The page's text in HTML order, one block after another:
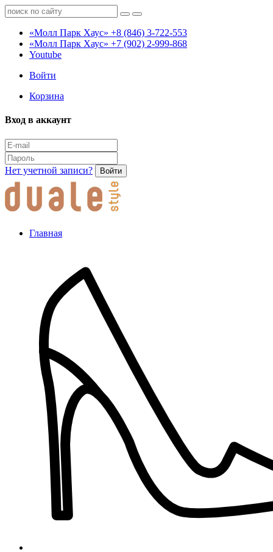
«Молл Парк Хаус» +8 (846) 3-722-553
«Молл Парк Хаус» +7 (902) 2-999-868
Youtube
Войти
Корзина
Вход в аккаунт
Нет учетной записи? Войти
Главная